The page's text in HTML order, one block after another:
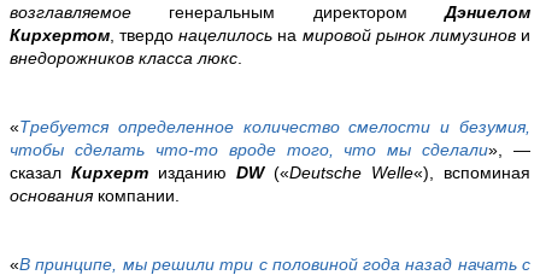
возглавляемое генеральным директоромДэниелом
Кирхертом , твердонацелилось на мировой рынок лимузинови
внедорожников класса люкс
«Требуется определенное количество смелости и безумия,
чтобы сделать что-то вроде того, что мы сделали», —
сказал Кирхерт изданию DW(«Deutsche Welle«), вспоминая
основаниякомпании.
«В принципе, мы решили три с половиной года назад начать с